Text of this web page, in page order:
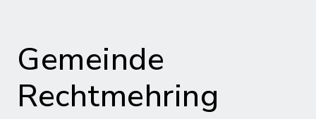
Gemeinde
Rechtmehring